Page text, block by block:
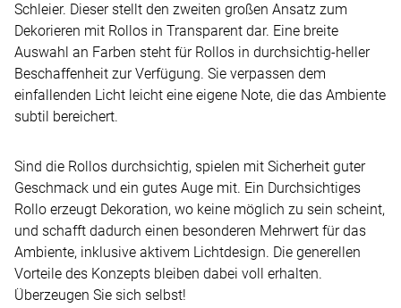
Schleier. Dieser stellt den zweiten großen Ansatz zum
Dekorieren mit Rollos in Transparent dar. Eine breite
Auswahl an Farben steht für Rollos in durchsichtig-heller
Beschaffenheit zur Verfügung. Sie verpassen dem
einfallenden Licht leicht eine eigene Note, die das Ambiente
subtil bereichert.
Sind die Rollos durchsichtig, spielen mit Sicherheit guter
Geschmack und ein gutes Auge mit. Ein Durchsichtiges
Rollo erzeugt Dekoration, wo keine möglich zu sein scheint,
und schafft dadurch einen besonderen Mehrwert für das
Ambiente, inklusive aktivem Lichtdesign. Die generellen
Vorteile des Konzepts bleiben dabei voll erhalten.
Überzeugen Sie sich selbst!